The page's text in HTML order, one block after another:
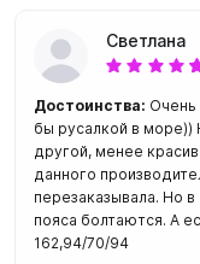
Светлана
Достоинства: Очень
бы русалкой в море))
другой, менее
данного
перезаказывала. Но
пояса болтаются. А
162,94/70/94